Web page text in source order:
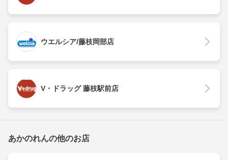
ウエルシア/藤枝岡部店
V・ドラッグ 藤枝駅前店
あかのれんの他のお店